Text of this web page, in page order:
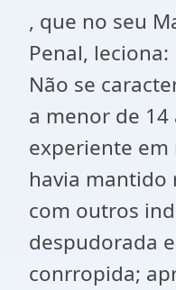
, que no seu
Penal, leciona:
Não se
a menor de
experiente em
havia mantido
com outros
despudorada
conrropida;